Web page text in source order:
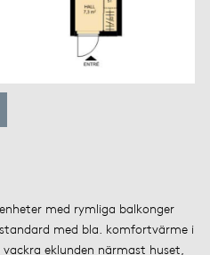
med rymliga balkonger
med bla. komfortvärme i
eklunden närmast huset,